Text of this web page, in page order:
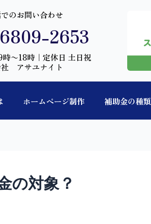
のお問い合わせ
2653
時〜18時｜定休日 土日祝
アサユナイト
ホームページ制作 補助金の種類
の対象？